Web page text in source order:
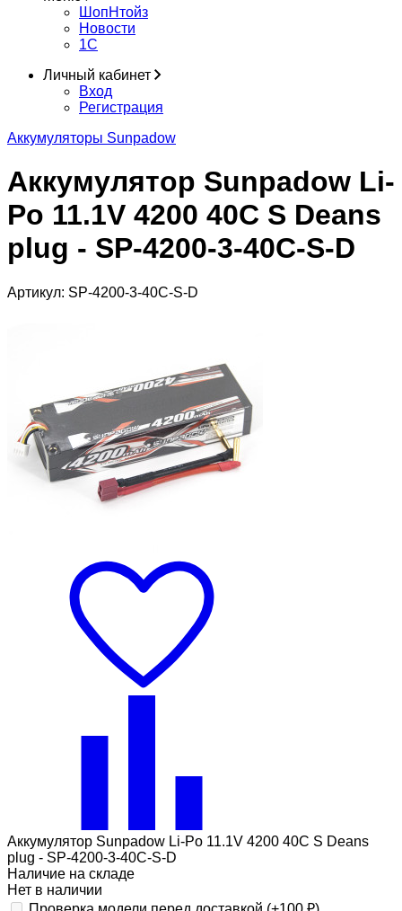
ШопНтойз
Новости
1C
Личный кабинет
Вход
Регистрация
Аккумуляторы Sunpadow
Аккумулятор Sunpadow Li-
Po 11.1V 4200 40C S Deans
plug - SP-4200-3-40C-S-D
Артикул: SP-4200-3-40C-S-D
Аккумулятор Sunpadow Li-Po 11.1V 4200 40C S Deans
plug - SP-4200-3-40C-S-D
Наличие на складе
Нет в наличии